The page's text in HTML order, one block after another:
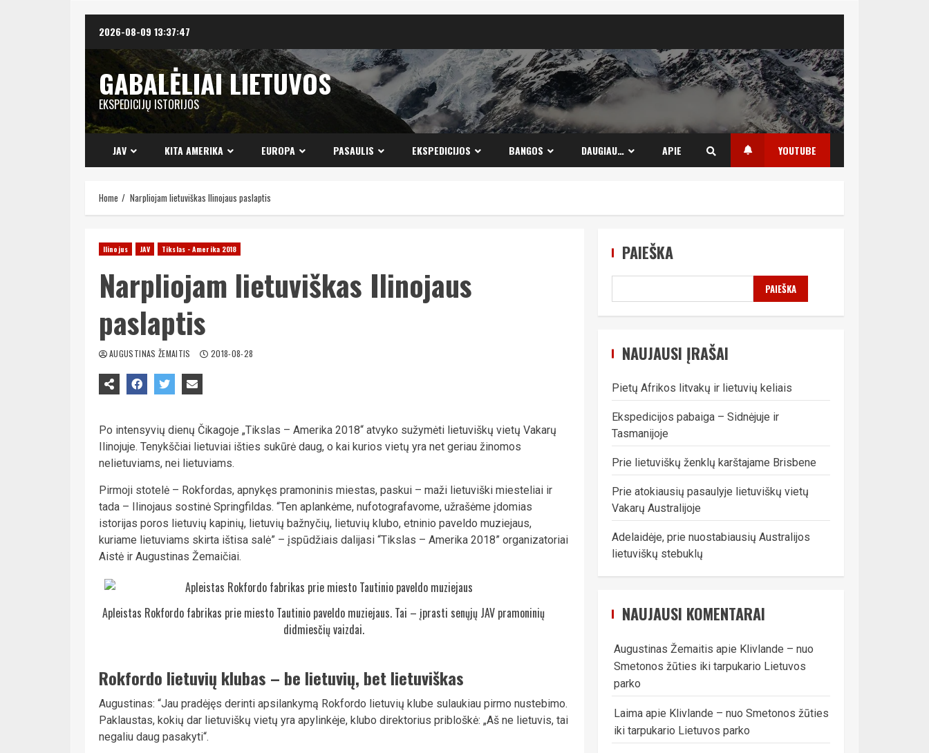
content
2026-08-09 13:37:48
GABALĖLIAI LIETUVOS
EKSPEDICIJŲ ISTORIJOS
JAV KITA AMERIKA EUROPA PASAULIS EKSPEDICIJOS BANGOS DAUGIAU… APIE YOUTUBE
Home Narpliojam lietuviškas Ilinojaus paslaptis
Ilinojus JAV Tikslas - Amerika 2018
Narpliojam lietuviškas Ilinojaus
paslaptis
AUGUSTINAS ŽEMAITIS 2018-08-28
Po intensyvių dienų Čikagoje „Tikslas – Amerika 2018“ atvyko sužymėti lietuviškų vietų Vakarų
Ilinojuje. Tenykščiai lietuviai išties sukūrė daug, o kai kurios vietų yra net geriau žinomos
nelietuviams, nei lietuviams.
Pirmoji stotelė – Rokfordas, apnykęs pramoninis miestas, paskui – maži lietuviški miesteliai ir
tada – Ilinojaus sostinė Springfildas. “Ten aplankėme, nufotografavome, užrašėme įdomias
istorijas poros lietuvių kapinių, lietuvių bažnyčių, lietuvių klubo, etninio paveldo muziejaus,
kuriame lietuviams skirta ištisa salė” – įspūdžiais dalijasi “Tikslas – Amerika 2018” organizatoriai
Aistė ir Augustinas Žemaičiai.
Apleistas Rokfordo fabrikas prie miesto Tautinio paveldo muziejaus. Tai – įprasti senųjų JAV pramoninių
didmiesčių vaizdai.
Rokfordo lietuvių klubas – be lietuvių, bet lietuviškas
Augustinas: “Jau pradėjęs derinti apsilankymą Rokfordo lietuvių klube sulaukiau pirmo nustebimo.
Paklaustas, kokių dar lietuviškų vietų yra apylinkėje, klubo direktorius pribloškė: „Aš ne lietuvis, tai
negaliu daug pasakyti“.
PAIEŠKA
PAIEŠKA
NAUJAUSI ĮRAŠAI
Pietų Afrikos litvakų ir lietuvių keliais
Ekspedicijos pabaiga – Sidnėjuje ir
Tasmanijoje
Prie lietuviškų ženklų karštajame Brisbene
Prie atokiausių pasaulyje lietuviškų vietų
Vakarų Australijoje
Adelaidėje, prie nuostabiausių Australijos
lietuviškų stebuklų
NAUJAUSI KOMENTARAI
Augustinas Žemaitis apie Klivlande – nuo
Smetonos žūties iki tarpukario Lietuvos
parko
Laimaapie Klivlande – nuo Smetonos žūties
iki tarpukario Lietuvos parko